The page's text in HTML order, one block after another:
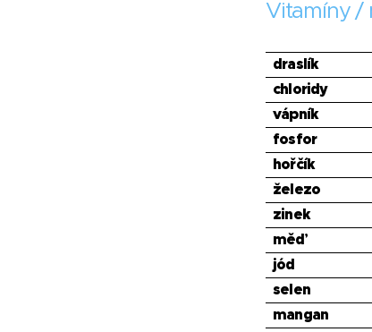
Vitamíny /
draslík
chloridy
vápník
fosfor
hořčík
železo
zinek
měď
jód
selen
mangan